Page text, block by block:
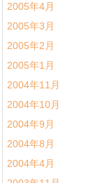
2005年4月
2005年3月
2005年2月
2005年1月
2004年11月
2004年10月
2004年9月
2004年8月
2004年4月